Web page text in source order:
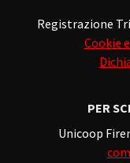
Registrazione
Cookie
PER
Unicoop